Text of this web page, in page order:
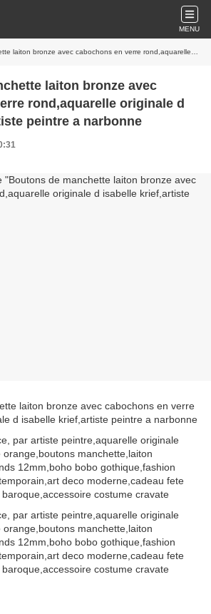
MENU
avec cabochons en verre rond,aquarelle originale d isabelle krief,artiste peintre a narbonne
laiton bronze avec
rond,aquarelle originale d
peintre a narbonne